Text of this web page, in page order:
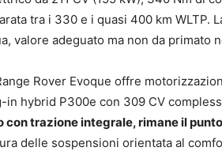
tra i 330 e i quasi 400 km WLTP.
valore adeguato ma non da primato
Rover Evoque offre
hybrid P300e con 309 CV
trazione integrale, rimane il
delle sospensioni orientata al